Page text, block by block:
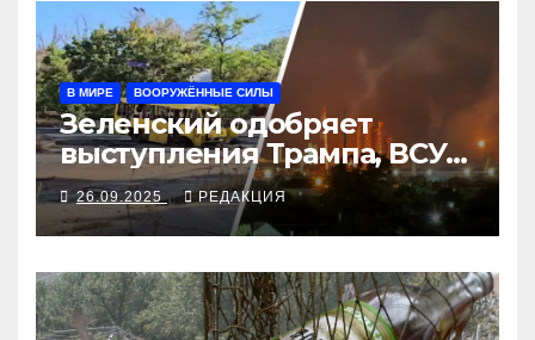
В МИРЕ ВООРУЖЁННЫЕ СИЛЫ
Зеленский одобряет
выступления Трампа, ВСУ
закрыли Добропольский
рубеж
26.09.2025 РЕДАКЦИЯ